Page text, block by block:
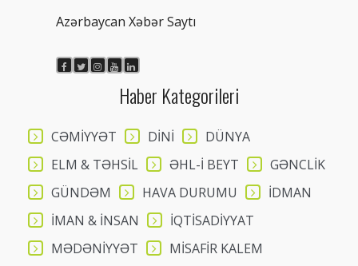
Azərbaycan Xəbər Saytı
Haber Kategorileri
CƏMİYYƏT DİNİ
DÜNYA
ELM & TƏHSİL
ƏHL-İ BEYT
GƏNCLİK
GÜNDƏM
HAVA DURUMU
İDMAN
İMAN & İNSAN
İQTİSADİYYAT
MƏDƏNİYYƏT
MİSAFİR KALEM